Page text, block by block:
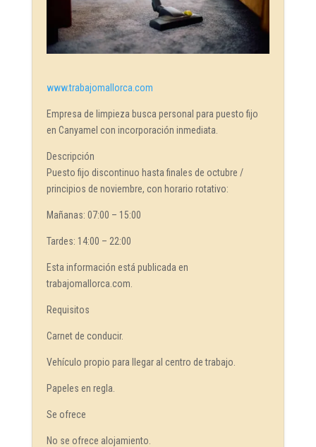
www.trabajomallorca.com
Empresa de limpieza busca personal para puesto fijo
en Canyamel con incorporación inmediata.
Descripción
Puesto fijo discontinuo hasta finales de octubre /
principios de noviembre, con horario rotativo:
Mañanas: 07:00 – 15:00
Tardes: 14:00 – 22:00
Esta información está publicada en
trabajomallorca.com.
Requisitos
Carnet de conducir.
Vehículo propio para llegar al centro de trabajo.
Papeles en regla.
Se ofrece
No se ofrece alojamiento.